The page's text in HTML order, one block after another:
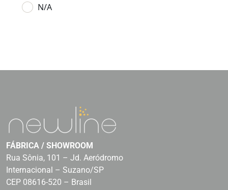
N/A
FÁBRICA / SHOWROOM
Rua Sônia, 101 – Jd. Aeródromo
Internacional – Suzano/SP
CEP 08616-520 – Brasil